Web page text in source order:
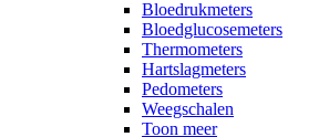
Bloedrukmeters
Bloedglucosemeters
Thermometers
Hartslagmeters
Pedometers
Weegschalen
Toon meer